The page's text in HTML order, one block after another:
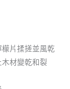
片揉搓並風乾
材變乾和裂